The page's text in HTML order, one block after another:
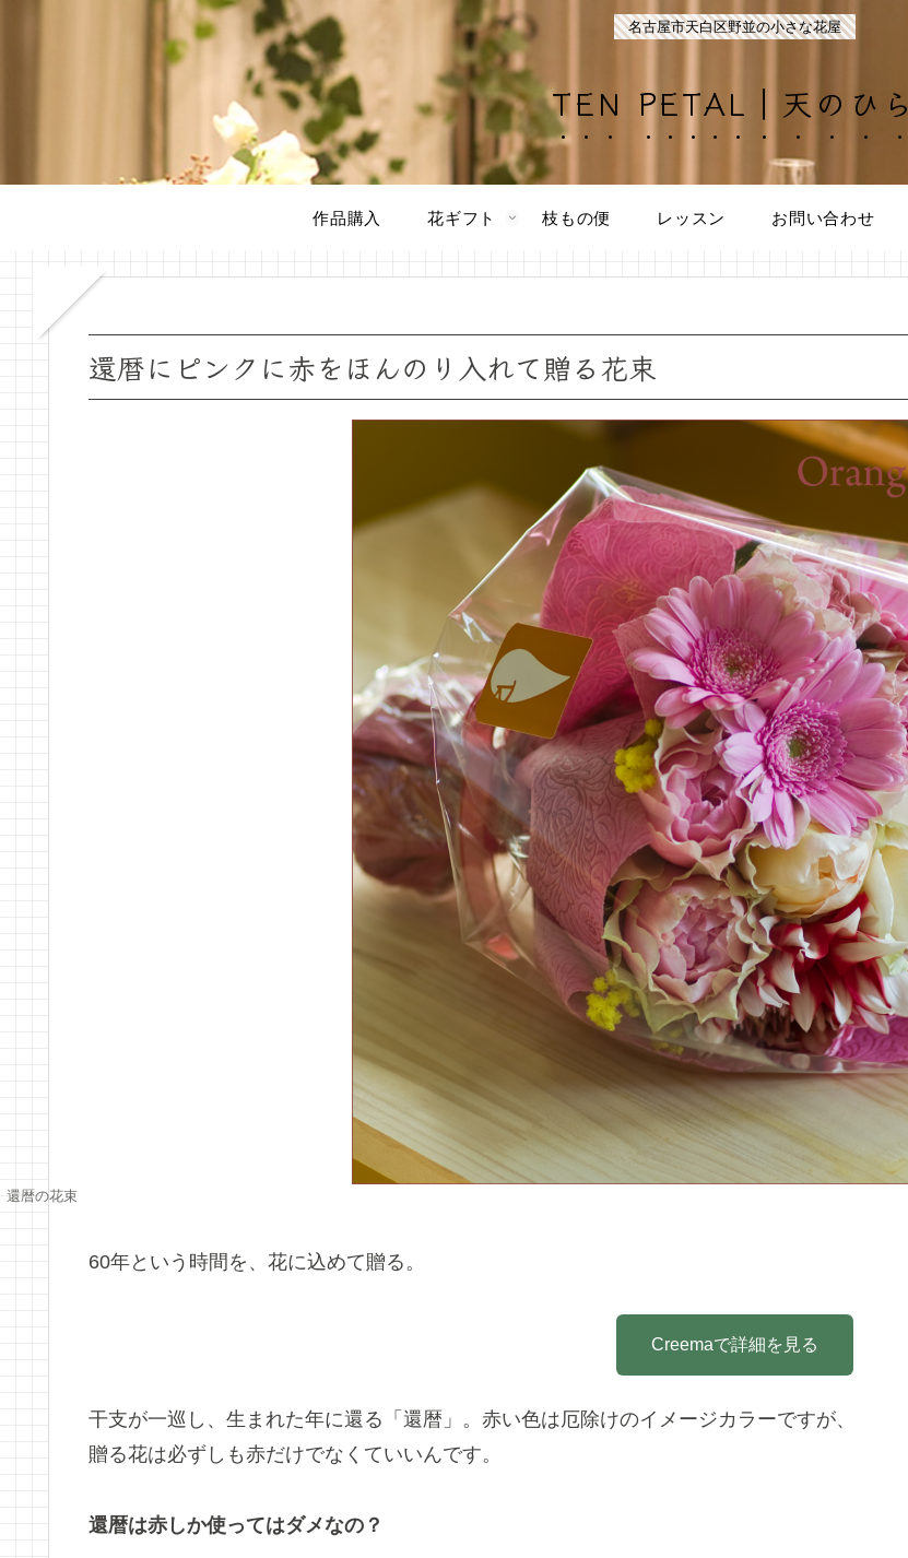
名古屋市天白区野並の小さな花屋
TEN PETAL｜天のひら
作品購入 花ギフト 枝もの便 レッスン お問い合わせ
還暦にピンクに赤をほんのり入れて贈る花束
還暦の花束
60年という時間を、花に込めて贈る。
Creemaで詳細を見る
干支が一巡し、生まれた年に還る「還暦」。赤い色は厄除けのイメージカラーですが、
贈る花は必ずしも赤だけでなくていいんです。
還暦は赤しか使ってはダメなの？